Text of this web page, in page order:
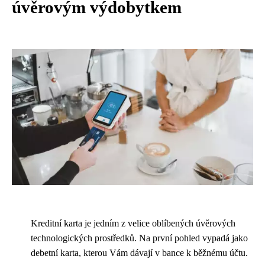
úvěrovým výdobytkem
Kreditní karta je jedním z velice oblíbených úvěrových
technologických prostředků. Na první pohled vypadá jako
debetní karta, kterou Vám dávají v bance k běžnému účtu.